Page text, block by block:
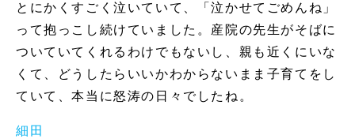
とにかくすごく泣いていて、「泣かせてごめんね」
って抱っこし続けていました。産院の先生がそばに
ついていてくれるわけでもないし、親も近くにいな
くて、どうしたらいいかわからないまま子育てをし
ていて、本当に怒涛の日々でしたね。
細田